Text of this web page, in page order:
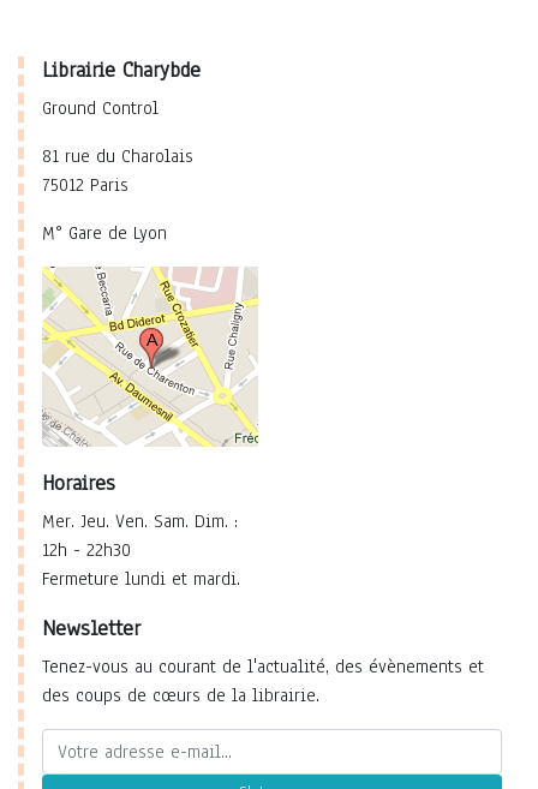
Librairie Charybde
Ground Control
81 rue du Charolais
75012 Paris
M° Gare de Lyon
Horaires
Mer. Jeu. Ven. Sam. Dim. :
12h - 22h30
Fermeture lundi et mardi.
Newsletter
Tenez-vous au courant de l'actualité, des évènements et
des coups de cœurs de la librairie.